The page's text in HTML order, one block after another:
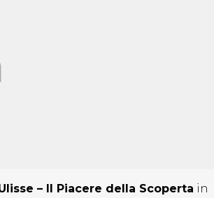
– Il Piacere della Scoperta in